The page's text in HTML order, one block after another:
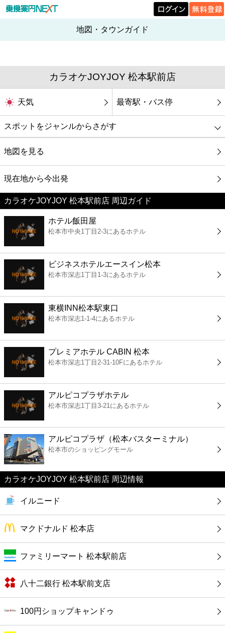
地図・タウンガイド
カラオケJOYJOY 松本駅前店
天気 最寄駅・バス停
スポットをジャンルからさがす
グルメ
映画
美容
コンビニ
薬局
スーパー
エンタメ
レジャー
書店
ファミレス
ファーストフード
カフェ
ショッピング
病院
ホテル
地図を見る
現在地から今出発
カラオケJOYJOY 松本駅前店 周辺ガイド
ホテル飯田屋
松本市中央1丁目2-3にあるホテル
ビジネスホテルエースイン松本
松本市深志1丁目1-3にあるホテル
東横INN松本駅東口
松本市深志1-1-4にあるホテル
プレミアホテル CABIN 松本
松本市深志1丁目2-31-10Fにあるホテル
アルピコプラザホテル
松本市深志1丁目3-21にあるホテル
アルピコプラザ（松本バスターミナル）
松本市のショッピングモール
カラオケJOYJOY 松本駅前店 周辺情報
イルニード
マクドナルド 松本店
ファミリーマート 松本駅前店
八十二銀行 松本駅前支店
100円ショップキャンドゥ